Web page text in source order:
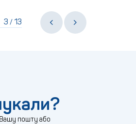
3 /13
Вашу пошту або